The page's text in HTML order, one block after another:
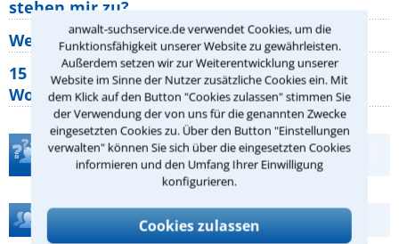
anwalt-suchservice.de verwendet Cookies, um die
Funktionsfähigkeit unserer Website zu gewährleisten.
Außerdem setzen wir zur Weiterentwicklung unserer
Website im Sinne der Nutzer zusätzliche Cookies ein. Mit
dem Klick auf den Button "Cookies zulassen" stimmen Sie
der Verwendung der von uns für die genannten Zwecke
eingesetzten Cookies zu. Über den Button "Einstellungen
verwalten" können Sie sich über die eingesetzten Cookies
informieren und den Umfang Ihrer Einwilligung
konfigurieren.
Cookies zulassen
stehen mir zu?
Wer muss Zweitwohnungssteuer zahlen?
15 elementare Rechte, die jeder
Wohnungseigentümer kennen sollte
Teste Dein Rechtswissen
Hilfe bei Ihrer Anwaltsuche?